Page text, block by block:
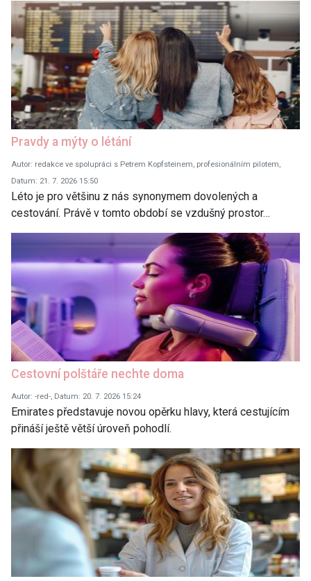
Pravdy a mýty o létání
Autor: redakce ve spolupráci s Petrem Kopfsteinem, profesionálním pilotem,
Datum: 21. 7. 2026 15:50
Léto je pro většinu z nás synonymem dovolených a
cestování. Právě v tomto období se vzdušný prostor…
Cestovní polštáře nechte doma
Autor: -red-, Datum: 20. 7. 2026 15:24
Emirates představuje novou opěrku hlavy, která cestujícím
přináší ještě větší úroveň pohodlí.